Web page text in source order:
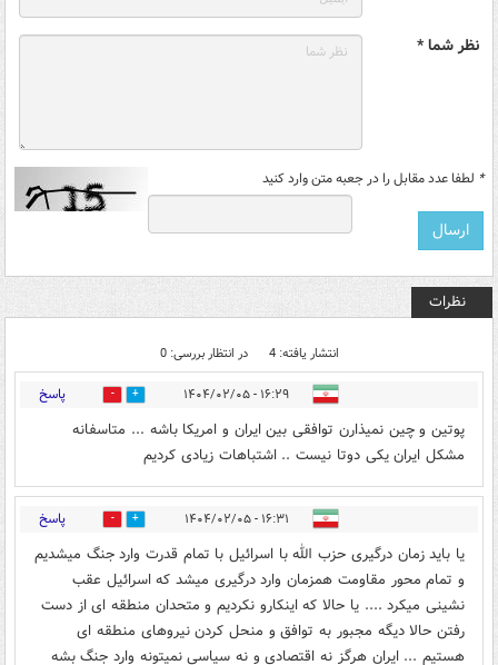
نظر شما *
* لطفا عدد مقابل را در جعبه متن وارد کنید
نظرات
انتشار یافته: 4 در انتظار بررسی: 0
۱۶:۲۹ - ۱۴۰۴/۰۲/۰۵ 1 پاسخ
پوتین و چین نمیذارن توافقی بین ایران و امریکا باشه ... متاسفانه
مشکل ایران یکی دوتا نیست .. اشتباهات زیادی کردیم
۱۶:۳۱ - ۱۴۰۴/۰۲/۰۵ 0 پاسخ
یا باید زمان درگیری حزب الله با اسرائیل با تمام قدرت وارد جنگ میشدیم
و تمام محور مقاومت همزمان وارد درگیری میشد که اسرائیل عقب
نشینی میکرد .... یا حالا که اینکارو نکردیم و متحدان منطقه ای از دست
رفتن حالا دیگه مجبور به توافق و منحل کردن نیروهای منطقه ای
هستیم ... ایران هرگز نه اقتصادی و نه سیاسی نمیتونه وارد جنگ بشه